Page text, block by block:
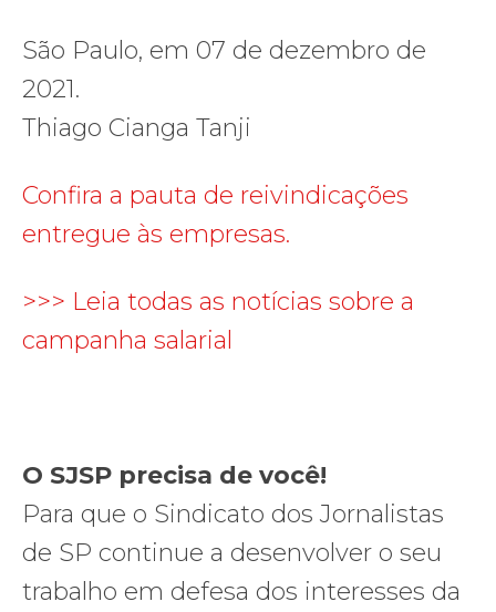
São Paulo, em 07 de dezembro de
2021.
Thiago Cianga Tanji
Confira a pauta de reivindicações
entregue às empresas.
>>> Leia todas as notícias sobre a
campanha salarial
O SJSP precisa de você!
Para que o Sindicato dos Jornalistas
de SP continue a desenvolver o seu
trabalho em defesa dos interesses da